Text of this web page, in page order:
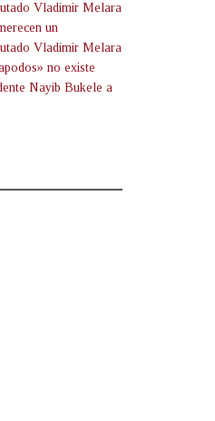
Vladimir Melara
un
Vladimir Melara
no existe
Nayib Bukele a